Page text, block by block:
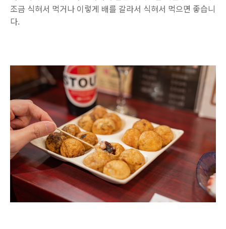
조금 식혀서 먹거나 이렇게 배를 갈라서 식혀서 먹으면 좋습니
다.